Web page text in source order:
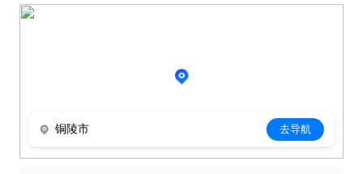
铜陵市 去导航